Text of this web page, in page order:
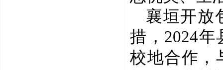
襄垣开放
措， 2024年
校地合作，